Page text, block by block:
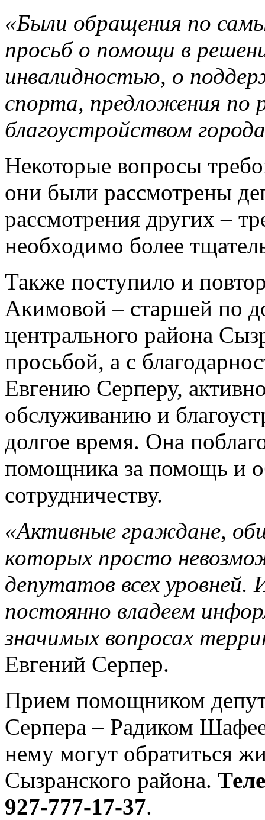
«Были обращения по
просьб о помощи в
инвалидностью, о
спорта, предложения по
благоустройством
Некоторые вопросы
они были рассмотрены
рассмотрения других –
необходимо более
Также поступило и
Акимовой – старшей по
центрального района
просьбой, а с
Евгению Серперу,
обслуживанию и
долгое время. Она
помощника за помощь и
сотрудничеству.
«Активные граждане,
которых просто
депутатов всех
постоянно владеем
значимых вопросах
Евгений Серпер.
Прием помощником
Серпера – Радиком
нему могут обратиться
Сызранского района.
927-777-17-37.